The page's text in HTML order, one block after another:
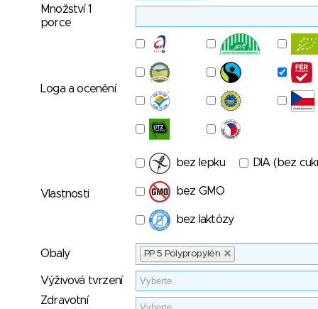
Množství 1
porce
Loga a ocenění
Vlastnosti
bez lepku DIA (bez
bez GMO
bez laktózy
Obaly PP 5 Polypropylén
Výživová tvrzení
Zdravotní